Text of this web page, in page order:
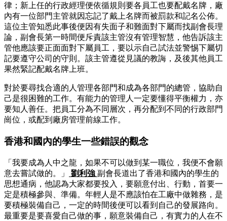
律；新上任的行政經理便依循規則要各員工也要配戴名牌，廠
內有一位部門主管就因忘記了戴上名牌而被罰款和記名公佈。
這位主管知悉此事後便因有失面子和難面對下屬而找副會長理
論，副會長第一時間便斥責該主管沒有管理智慧，他告訴該主
管他應該要正面面對下屬員工，要以示自己試法並警惕下屬切
記要遵守公司的守則。該主管遵從見議的教誨，及後其他員工
果然緊記配戴名牌上班。
對於要尋找合適的人管理各部門和成為各部門的總管，協助自
己是很困難的工作。有能力的管理人一定要懂得平衡權力，亦
要知人善任。把員工分為不同層次，再分配到不同的行政部門
崗位，或配到廠房管理前線工作。
香港和國內的學生一些錯誤的觀念
「我要成為人中之龍，如果不可以做到某一職位，我便不會願
意去嘗試做的。」
劉利強 副會長道出了香港和國內的學生的
思想通病，他認為大家都要投入，要願意付出、行動，首要一
定是積極參與、準備。年輕人是不應該怕在工廠中做雜務，是
要積極裝備自己，一定的時間後便可以看到自己的發展路向。
最重要是要喜愛自己做的事，願意裝備自己，有實力的人在不